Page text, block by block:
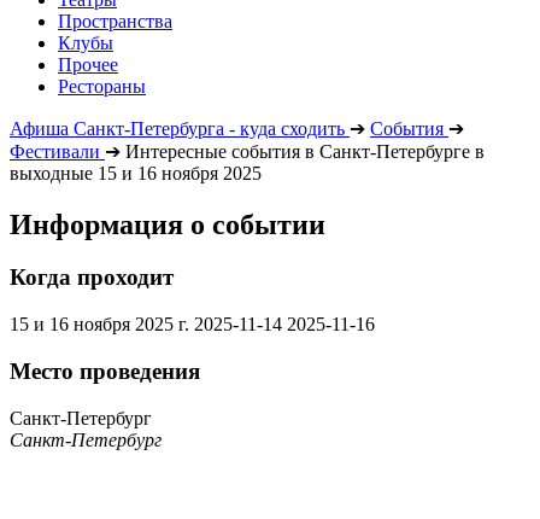
Пространства
Клубы
Прочее
Рестораны
Афиша Санкт-Петербурга - куда сходить ➔ События ➔
Фестивали ➔ Интересные события в Санкт-Петербурге в
выходные 15 и 16 ноября 2025
Информация о событии
Когда проходит
15 и 16 ноября 2025 г. 2025-11-14 2025-11-16
Место проведения
Санкт-Петербург
Санкт-Петербург